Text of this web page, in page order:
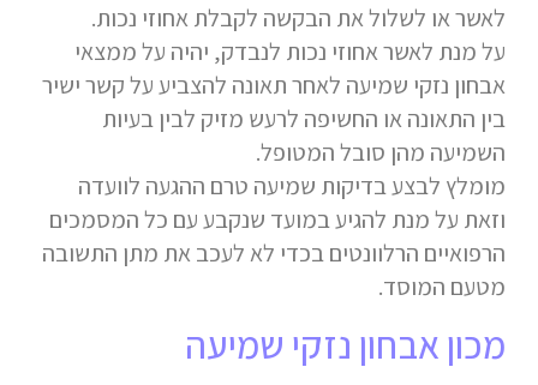
לאשר או לשלול את הבקשה לקבלת אחוזי נכות.
על מנת לאשר אחוזי נכות לנבדק, יהיה על ממצאי
אבחון נזקי שמיעה לאחר תאונה להצביע על קשר ישיר
בין התאונה או החשיפה לרעש מזיק לבין בעיות
השמיעה מהן סובל המטופל.
מומלץ לבצע בדיקות שמיעה טרם ההגעה לוועדה
וזאת על מנת להגיע במועד שנקבע עם כל המסמכים
הרפואיים הרלוונטים בכדי לא לעכב את מתן התשובה
מטעם המוסד.
מכון אבחון נזקי שמיעה